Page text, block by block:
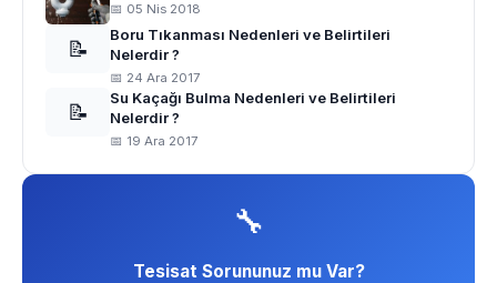
📅 05 Nis 2018
📝
Boru Tıkanması Nedenleri ve Belirtileri
Nelerdir ?
📅 24 Ara 2017
📝
Su Kaçağı Bulma Nedenleri ve Belirtileri
Nelerdir ?
📅 19 Ara 2017
🔧
Tesisat Sorununuz mu Var?